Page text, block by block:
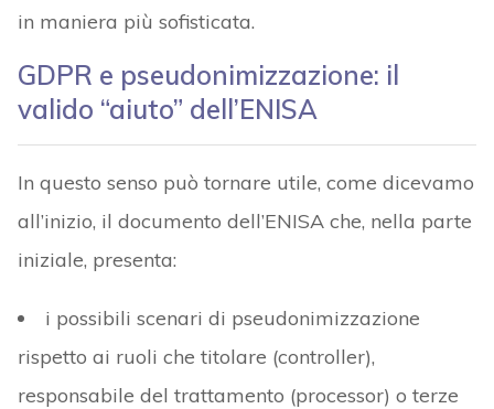
in maniera più sofisticata.
GDPR e pseudonimizzazione: il
valido “aiuto” dell’ENISA
In questo senso può tornare utile, come dicevamo
all’inizio, il documento dell’ENISA che, nella parte
iniziale, presenta:
i possibili scenari di pseudonimizzazione
rispetto ai ruoli che titolare (controller),
responsabile del trattamento (processor) o terze